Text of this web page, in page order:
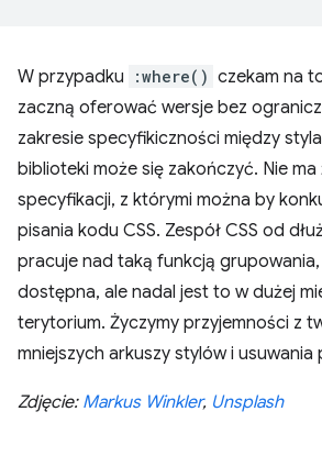
W przypadku :where() czekam na
zaczną oferować wersje bez
zakresie specyfikiczności między
biblioteki może się zakończyć. Nie ma
specyfikacji, z którymi można by
pisania kodu CSS. Zespół CSS od
pracuje nad taką funkcją
dostępna, ale nadal jest to w dużej
terytorium. Życzymy przyjemności z
mniejszych arkuszy stylów i usuwania
Zdjęcie: Markus Winkler, Unsplash